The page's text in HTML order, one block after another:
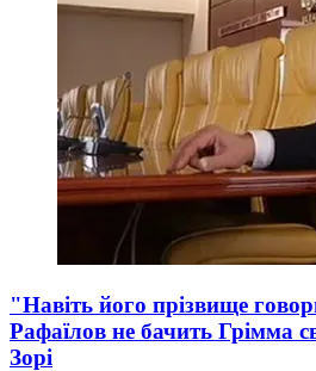
"Навіть його прізвище
Рафаїлов не бачить Грімма
Зорі